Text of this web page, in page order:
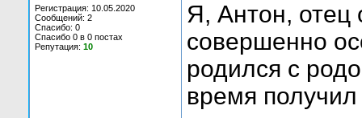
Регистрация: 10.05.2020
Сообщений: 2
Спасибо: 0
Спасибо 0 в 0 постах
Репутация: 10
Я, Антон, отец
совершенно
родился с
время